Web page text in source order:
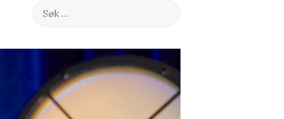
Søk